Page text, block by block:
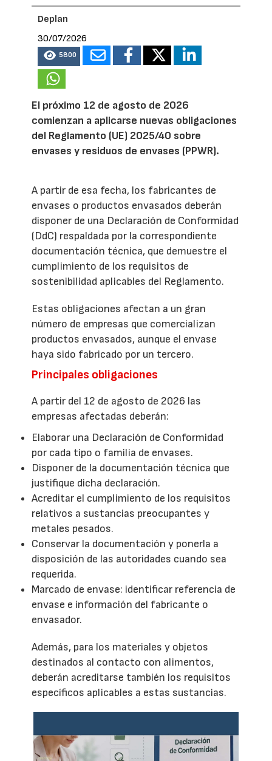
Deplan
30/07/2026
5800
El próximo 12 de agosto de 2026
comienzan a aplicarse nuevas obligaciones
del Reglamento (UE) 2025/40 sobre
envases y residuos de envases (PPWR).
A partir de esa fecha, los fabricantes de
envases o productos envasados deberán
disponer de una Declaración de Conformidad
(DdC) respaldada por la correspondiente
documentación técnica, que demuestre el
cumplimiento de los requisitos de
sostenibilidad aplicables del Reglamento.
Estas obligaciones afectan a un gran
número de empresas que comercializan
productos envasados, aunque el envase
haya sido fabricado por un tercero.
Principales obligaciones
A partir del 12 de agosto de 2026 las
empresas afectadas deberán:
Elaborar una Declaración de Conformidad
por cada tipo o familia de envases.
Disponer de la documentación técnica que
justifique dicha declaración.
Acreditar el cumplimiento de los requisitos
relativos a sustancias preocupantes y
metales pesados.
Conservar la documentación y ponerla a
disposición de las autoridades cuando sea
requerida.
Marcado de envase: identificar referencia de
envase e información del fabricante o
envasador.
Además, para los materiales y objetos
destinados al contacto con alimentos,
deberán acreditarse también los requisitos
específicos aplicables a estas sustancias.